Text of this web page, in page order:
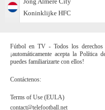
Koninklijke HFC
Fútbol en TV - Todos los derechos
¡automáticamente acepta la
puedes familiarizarte con ellos!
Contáctenos:
Terms of Use (EULA)
contact@telefootball.net